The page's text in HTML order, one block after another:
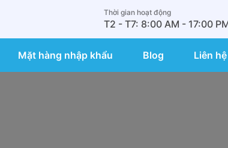
Thời gian hoạt động
T2 - T7: 8:00 AM - 17:00
Mặt hàng nhập khẩu Blog Liên hệ